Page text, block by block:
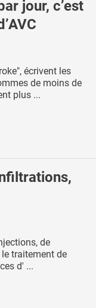
jour, c’est
écrivent les
de moins de
plus ...
de
traitement de
d' ...